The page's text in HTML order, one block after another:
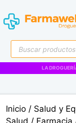
al
contenido
Búsqueda
de
productos
LA
Inicio / Salud y